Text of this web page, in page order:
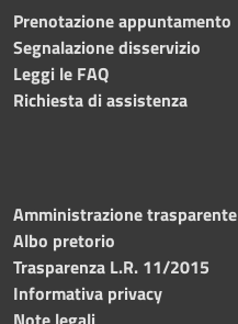
Prenotazione appuntamento
Segnalazione disservizio
Leggi le FAQ
Richiesta di assistenza
Amministrazione trasparente
Albo pretorio
Trasparenza L.R. 11/2015
Informativa privacy